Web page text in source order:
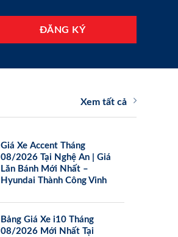
Xem tất cả
Giá Xe Accent Tháng
08/2026 Tại Nghệ An | Giá
Lăn Bánh Mới Nhất –
Hyundai Thành Công Vinh
Bảng Giá Xe i10 Tháng
08/2026 Mới Nhất Tại